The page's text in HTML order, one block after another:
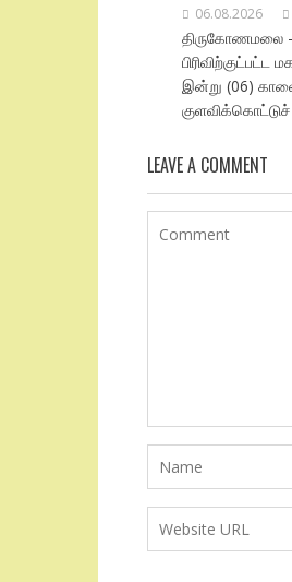
06.08.2026
திருகோணமலை
இன்று (06)
LEAVE A COMMENT